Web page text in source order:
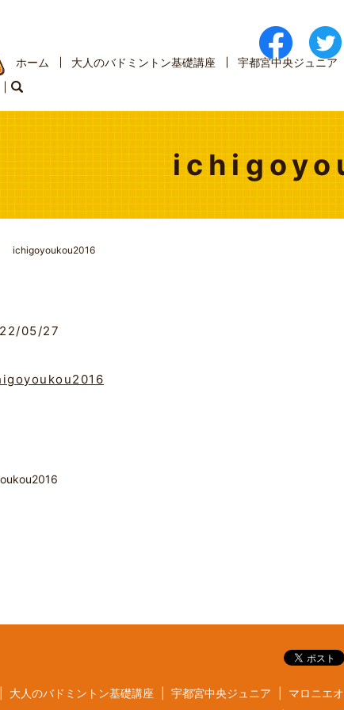
ホーム 大人のバドミントン基礎講座 宇都宮中央ジュニア
ichigoyoukou2016
05/27
大人のバドミントン基礎講座 宇都宮中央ジュニア マロニエ